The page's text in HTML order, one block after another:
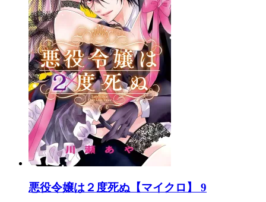
悪役令嬢は２度死ぬ【マイクロ】 9